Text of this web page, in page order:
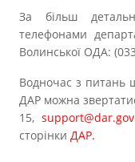
За більш
телефонами
Волинської ОДА:
Водночас з питань
ДАР можна
15,
сторінки ДАР.